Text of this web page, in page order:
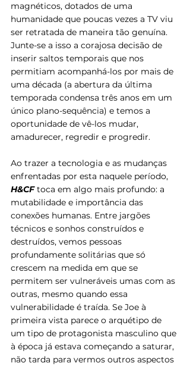
magnéticos, dotados de uma
humanidade que poucas vezes a TV viu
ser retratada de maneira tão genuína.
Junte-se a isso a corajosa decisão de
inserir saltos temporais que nos
permitiam acompanhá-los por mais de
uma década (a abertura da última
temporada condensa três anos em um
único plano-sequência) e temos a
oportunidade de vê-los mudar,
amadurecer, regredir e progredir.
Ao trazer a tecnologia e as mudanças
enfrentadas por esta naquele período,
H&CF toca em algo mais profundo: a
mutabilidade e importância das
conexões humanas. Entre jargões
técnicos e sonhos construídos e
destruídos, vemos pessoas
profundamente solitárias que só
crescem na medida em que se
permitem ser vulneráveis umas com as
outras, mesmo quando essa
vulnerabilidade é traída. Se Joe à
primeira vista parece o arquétipo de
um tipo de protagonista masculino que
à época já estava começando a saturar,
não tarda para vermos outros aspectos